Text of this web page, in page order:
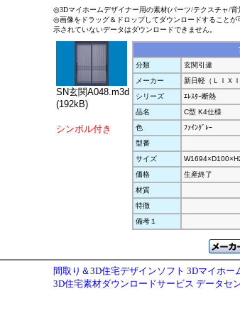
◎3Dマイホームデザイナー用の素材(パーツ/テクスチャ/背
◎画像をドラッグ＆ドロップしてダウンロードすること
示されていないデータはダウンロードできません。
SN玄関A048.m3d
(192kB)
シンボル付き
分類
玄関引違
メーカー
新日軽（ＬＩＸＩ
シリーズ
ｴﾚｽﾀｰ断熱
品名
C型 K4仕様
色
ﾌｧｲﾝｸﾞﾚｰ
型番
サイズ
価格
生産終了
材質
特徴
備考１
間取り＆3D住宅デザインソフト 3Dマイホ
3D住宅素材ダウンロードサービス データセ